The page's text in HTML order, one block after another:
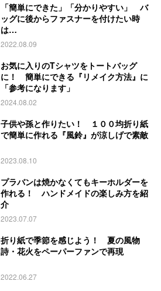
「簡単にできた」「分かりやすい」 バ
ッグに後からファスナーを付けたい時
は…
2022.08.09
お気に入りのTシャツをトートバッグ
に！ 簡単にできる『リメイク方法』に
「参考になります」
2024.08.02
子供や孫と作りたい！ １００均折り紙
で簡単に作れる『風鈴』が涼しげで素敵
2023.08.10
プラバンは焼かなくてもキーホルダーを
作れる！ ハンドメイドの楽しみ方を紹
介
2023.07.07
折り紙で季節を感じよう！ 夏の風物
詩・花火をペーパーファンで再現
2022.06.27